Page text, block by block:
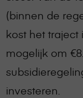
(binnen de
kost het traject
mogelijk om
investeren.